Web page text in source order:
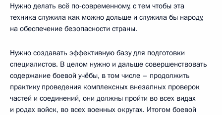
Нужно делать всё по‑современному, с тем чтобы эта
техника служила как можно дольше и служила бы народу,
на обеспечение безопасности страны.
Нужно создавать эффективную базу для подготовки
специалистов. В целом нужно и дальше совершенствовать
содержание боевой учёбы, в том числе – продолжить
практику проведения комплексных внезапных проверок
частей и соединений, они должны пройти во всех видах
и родах войск, во всех военных округах. Итогом боевой